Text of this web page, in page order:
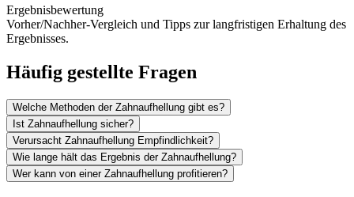
Ergebnisbewertung
Vorher/Nachher-Vergleich und Tipps zur langfristigen Erhaltung des
Ergebnisses.
Häufig gestellte Fragen
Welche Methoden der Zahnaufhellung gibt es?
Ist Zahnaufhellung sicher?
Verursacht Zahnaufhellung Empfindlichkeit?
Wie lange hält das Ergebnis der Zahnaufhellung?
Wer kann von einer Zahnaufhellung profitieren?